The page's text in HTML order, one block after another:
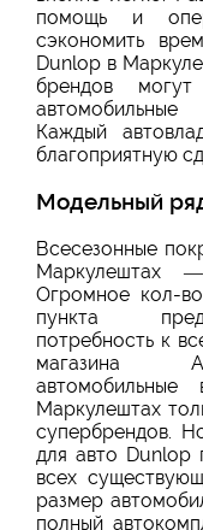
помощь и
сэкономить
Dunlop в
брендов
Каждый
благоприятную
Модельный
Всесезонные
Маркулештах —
Огромное кол-
пункта
потребность к
магазина
Маркулештах
супербрендов.
для авто Dunlop
всех
размер
полный